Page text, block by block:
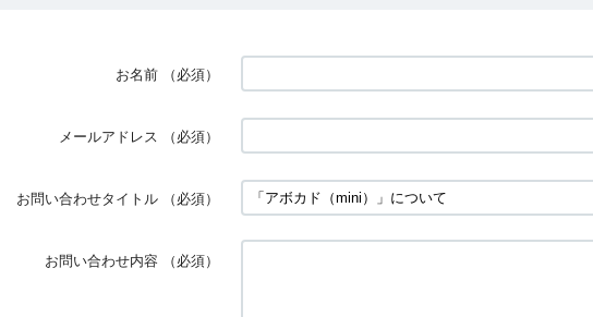
お名前 （必須）
メールアドレス （必須）
お問い合わせタイトル （必須）
お問い合わせ内容 （必須）